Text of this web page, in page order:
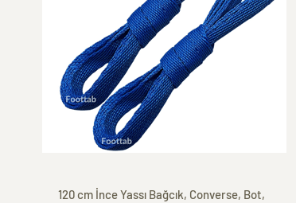
120 cm İnce Yassı Bağcık, Converse, Bot,